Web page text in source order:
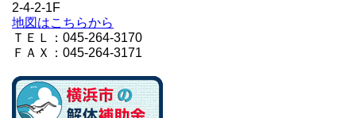
2-4-2-1F
地図はこちらから
ＴＥＬ：045-264-3170
ＦＡＸ：045-264-3171